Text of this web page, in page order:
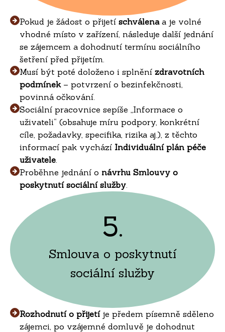
Pokud je žádost o přijetí schválenaa je volné
vhodné místo v zařízení, následuje další jednání
se zájemcem a dohodnutí termínu sociálního
šetření před přijetím.
Musí být poté doloženo i splnění zdravotních
podmínek– potvrzení o bezinfekčnosti,
povinná očkování.
Sociální pracovnice sepíše „Informace o
uživateli“ (obsahuje míru podpory, konkrétní
cíle, požadavky, specifika, rizika aj.), z těchto
informací pak vychází Individuální plán péče
uživatele
Proběhne jednání o návrhu Smlouvy o
poskytnutí sociální služby
5.
Smlouva o poskytnutí
sociální služby
Rozhodnutí o přijetíje předem písemně sděleno
zájemci, po vzájemné domluvě je dohodnut